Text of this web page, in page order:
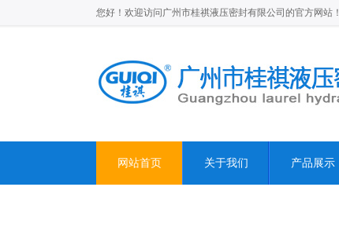
您好！欢迎访问广州市桂祺液压密封有限公司的官方网站！
网站首页 关于我们 产品展示